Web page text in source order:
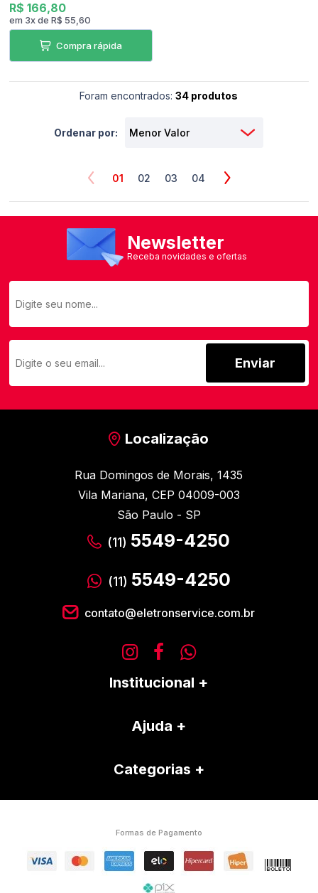
R$ 166,80
em 3xdeR$ 55,60
Compra rápida
Foram encontrados:34 produtos
Ordenar por:
01 02 03 04
Newsletter
Receba novidades e ofertas
Enviar
Localização
Rua Domingos de Morais, 1435
Vila Mariana, CEP 04009-003
São Paulo - SP
(11) 5549-4250
(11) 5549-4250
contato@eletronservice.com.br
Institucional
Ajuda
Categorias
Formas de Pagamento